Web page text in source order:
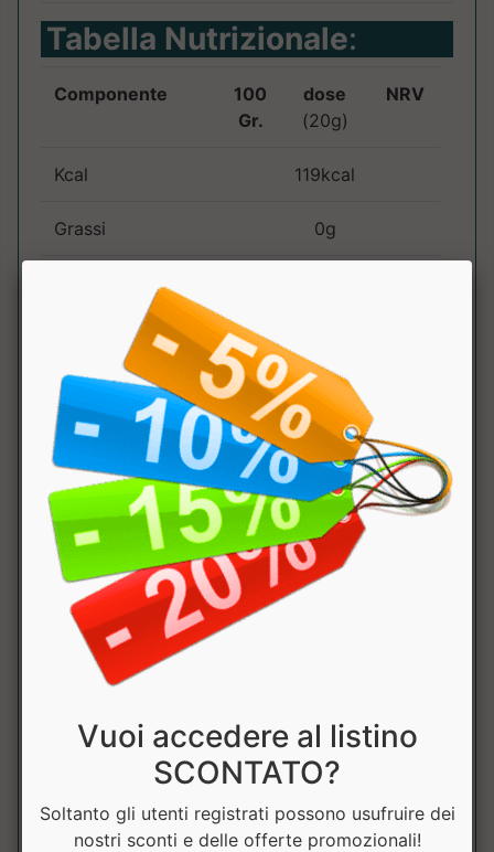
Tabella Nutrizionale:
Componente
100
Gr.
dose
(20g)
NRV
Kcal 119kcal
Grassi 0g
Carboidrati
di cui zuccheri 3g
Proteine
Sale 0g
Mix BCAA
Aminoblast
2.5g
di cui L-valina
di cui L-isoleucina 625mg
Malato
Vuoi accedere al listino
SCONTATO?
Soltanto gli utenti registrati possono usufruire dei
nostri sconti e delle offerte promozionali!